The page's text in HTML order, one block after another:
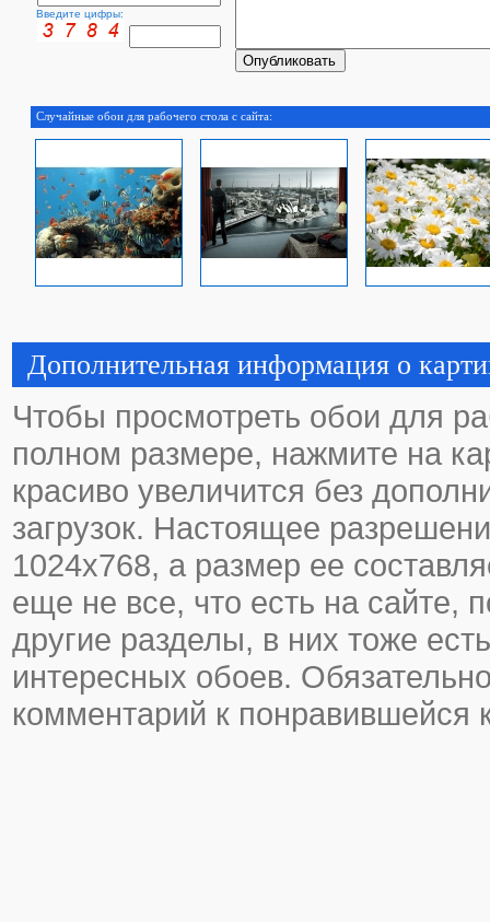
Введите цифры:
Случайные обои для рабочего стола с сайта:
Дополнительная информация о
Чтобы просмотреть обои для
полном размере, нажмите на
красиво увеличится без
загрузок. Настоящее
1024х768, а размер ее
еще не все, что есть на сайте,
другие разделы, в них тоже
интересных обоев.
комментарий к понравившейся